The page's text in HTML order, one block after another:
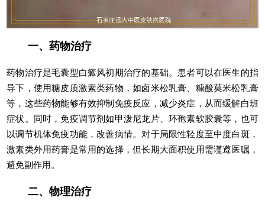
一、药物治疗
药物治疗是毛囊型白癜风初期治疗的基础。患者可以在医生的指
导下，使用糖皮质激素类药物，如卤米松乳膏、糠酸莫米松乳膏
等，这些药物能够有效抑制免疫反应，减少炎症，从而缓解白班
症状。同时，免疫调节剂如甲泼尼龙片、环孢素软胶囊等，也可
以调节机体免疫功能，改善病情。对于局限性轻度至中度白斑，
激素类外用药膏是常用的选择，但长期大面积使用需谨遵医嘱，
避免副作用。
二、物理治疗